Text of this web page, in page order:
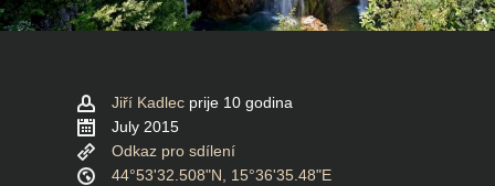
Jiří Kadlec prije 10 godina
July 2015
Odkaz pro sdílení
44°53'32.508"N, 15°36'35.48"E